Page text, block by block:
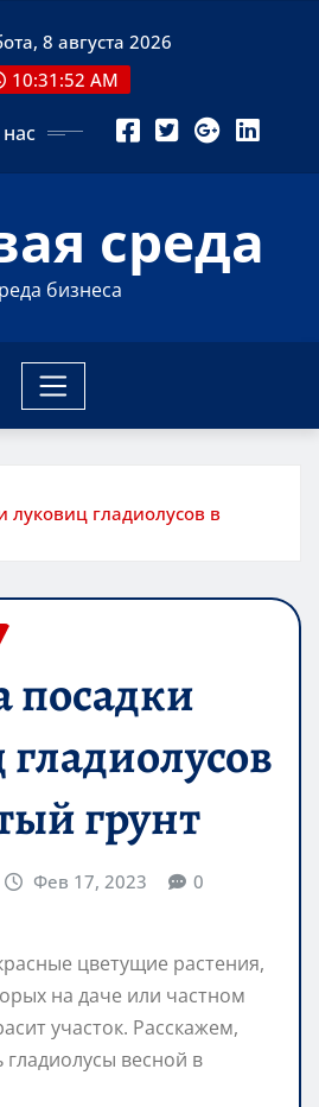
8 августа 2026
10:31:53 AM
среда
бизнеса
луковиц гладиолусов в
посадки
грунт
Фев 17, 2023 0
цветущие растения,
на даче или частном
участок. Расскажем,
гладиолусы весной в